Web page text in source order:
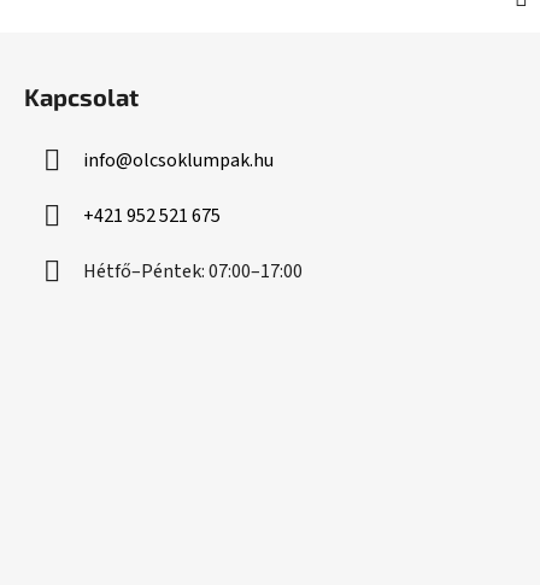
Kapcsolat
info@olcsoklumpak.hu
+421 952 521 675
Hétfő–Péntek: 07:00–17:00